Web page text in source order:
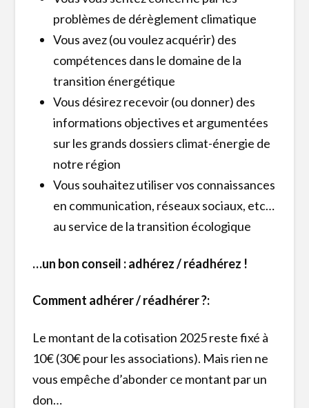
problèmes de dérèglement climatique
Vous avez (ou voulez acquérir) des
compétences dans le domaine de la
transition énergétique
Vous désirez recevoir (ou donner) des
informations objectives et argumentées
sur les grands dossiers climat-énergie de
notre région
Vous souhaitez utiliser vos connaissances
en communication, réseaux sociaux, etc…
au service de la transition écologique
…un bon conseil : adhérez / réadhérez !
Comment adhérer / réadhérer ?:
Le montant de la cotisation 2025 reste fixé à
10€ (30€ pour les associations). Mais rien ne
vous empêche d’abonder ce montant par un
don…